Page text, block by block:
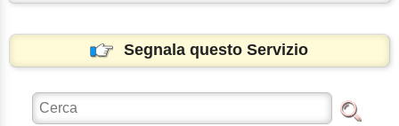
Segnala questo Servizio